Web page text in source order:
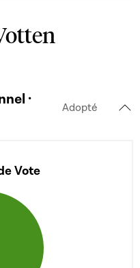
Premier vote constitutionnel · Adopté
Vote